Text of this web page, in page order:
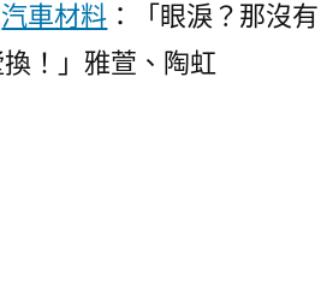
汽車材料 ：「眼淚？那沒有
！」雅萱、陶虹